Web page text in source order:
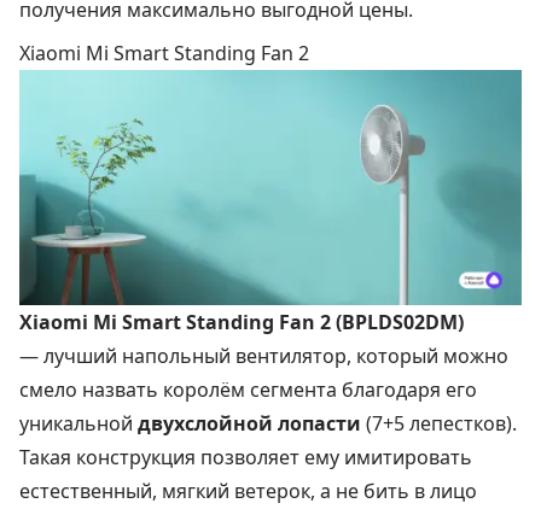
получения максимально выгодной цены.
Xiaomi Mi Smart Standing Fan 2
Xiaomi Mi Smart Standing Fan 2 (BPLDS02DM)
— лучший напольный вентилятор, который можно
смело назвать королём сегмента благодаря его
уникальной двухслойной лопасти (7+5 лепестков).
Такая конструкция позволяет ему имитировать
естественный, мягкий ветерок, а не бить в лицо